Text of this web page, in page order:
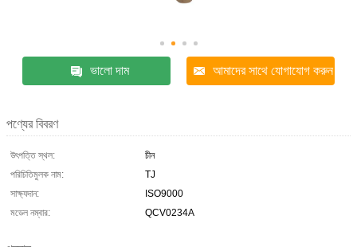
ভালো দাম আমাদের সাথে যোগাযোগ করুন
পণ্যের বিবরণ
উৎপত্তি স্থল:
চীন
পরিচিতিমুলক নাম:
TJ
সাক্ষ্যদান:
ISO9000
মডেল নম্বার:
QCV0234A